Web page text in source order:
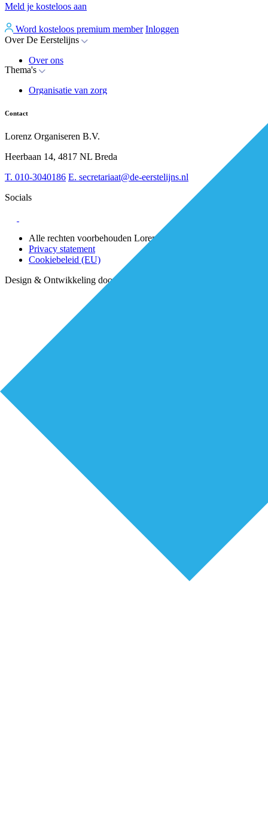
Meld je kosteloos aan
Word kosteloos premium member Inloggen
Over De Eerstelijns
Over ons
Nieuws
Whitepapers
Over BiancAI
Thema's
Organisatie van zorg
Digitalisering
Leiderschap & samenwerking
Sociaal domein
Contact
Lorenz Organiseren B.V.
Heerbaan 14, 4817 NL Breda
T. 010-3040186 E. secretariaat@de-eerstelijns.nl
Socials
Alle rechten voorbehouden Lorenz 2025
Privacy statement
Cookiebeleid (EU)
Design & Ontwikkeling door